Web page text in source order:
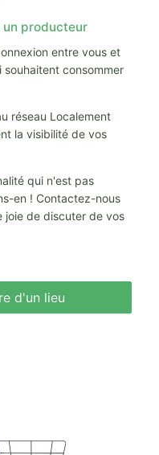
un producteur
entre vous et
consommer
réseau Localement
la visibilité de vos
qui n'est pas
en ! Contactez-nous
joie de discuter de vos
d'un lieu